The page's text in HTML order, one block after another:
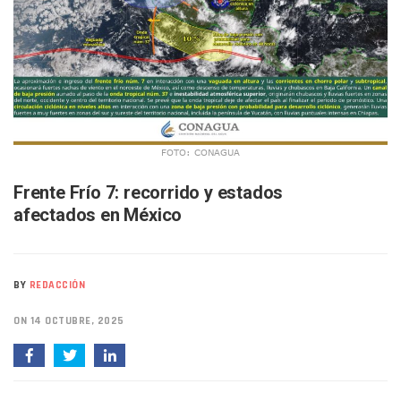
SIOP Moderniza La Casa De La Cultura En Mascota Con
Van Por La Reorganización De Los Archivos Municipales
Estados Unidos Endurece Su Combate Al CJNG Con
Buscan A Wilber Armando Colmenares Márquez,
Melissa Madero Exige Aclarar Sustento Legal De Las
Washington Enfrenta Una Emergencia Ambiental Por
Avanza Plan Para Construir Estadio De Tritones Vallarta;
Nuevas Concesiones De Taxis En Puerto Vallarta, ¿para
Liberan 180 Crías De Iguana Verde En El Estero El Salado
Puerto Vallarta Participa En Los PriceAgencies Awards
Semana Lluviosa Para Puerto Vallarta Con Tormentas Y
FOTO: CONAGUA
Frente Frío 7: recorrido y estados
afectados en México
BY REDACCIÓN
ON 14 OCTUBRE, 2025